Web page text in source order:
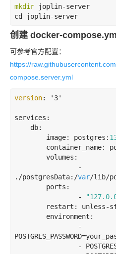
mkdir joplin-server
cd joplin-server
创建 docker-
可参考官方配置：
https://
compose.server.yml
version: '3'
services:
        image: postgres:
./postgresData:/var/lib/
                -